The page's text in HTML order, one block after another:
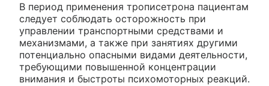
В период применения трописетрона пациентам
следует соблюдать осторожность при
управлении транспортными средствами и
механизмами, а также при занятиях другими
потенциально опасными видами деятельности,
требующими повышенной концентрации
внимания и быстроты психомоторных реакций.